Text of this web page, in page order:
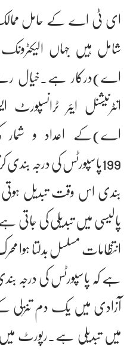
ای ٹی اے کے حامل ممالک
شامل ہیں جہاں
اے)درکار ہے۔خیال رہے
انٹرنیشنل ایئر
199پاسپورٹس کی درجہ
بندی اس وقت تبدیل
پالیسی میں تبدیلی کی
انتظامات مسلسل بدلتا ہوا
ہے کہ پاسپورٹس کی درجہ
آزادی میں یک دم تنزلی
میں تبدیلی ہے۔رپورٹ